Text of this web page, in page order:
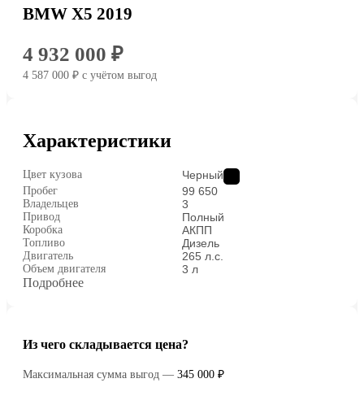
BMW X5 2019
4 932 000 ₽
4 587 000 ₽ c учётом выгод
Характеристики
Цвет кузова Черный
Пробег 99 650
Владельцев 3
Привод Полный
Коробка АКПП
Топливо Дизель
Двигатель 265 л.с.
Объем двигателя 3 л
Подробнее
Из чего складывается цена?
Максимальная сумма выгод — 345 000 ₽